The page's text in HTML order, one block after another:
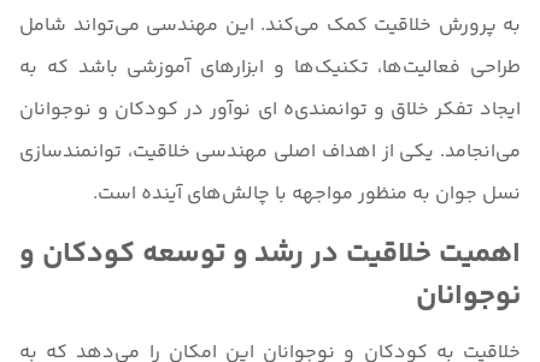
به پرورش خلاقیت کمک می‌کند. این مهندسی می‌تواند شامل
طراحی فعالیت‌ها، تکنیک‌ها و ابزارهای آموزشی باشد که به
ایجاد تفکر خلاق و توانمندی‌ه ای نوآور در کودکان و نوجوانان
می‌انجامد. یکی از اهداف اصلی مهندسی خلاقیت، توانمندسازی
نسل جوان به منظور مواجهه با چالش‌های آینده است.
اهمیت خلاقیت در رشد و توسعه کودکان و
نوجوانان
خلاقیت به کودکان و نوجوانان این امکان را می‌دهد که به